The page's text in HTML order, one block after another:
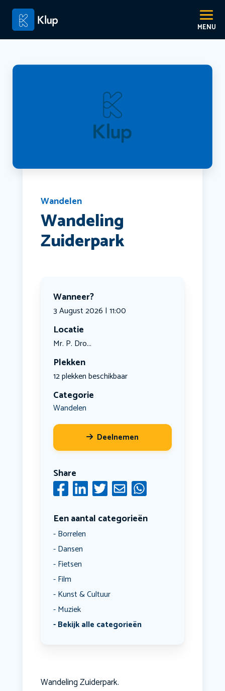
Wandelen
Wandeling
Zuiderpark
Wanneer?
3 August 2026 | 11:00
Locatie
Mr. P. Dro...
Plekken
12 plekken beschikbaar
Categorie
Wandelen
Deelnemen
Share
Een aantal categorieën
Borrelen
Dansen
Fietsen
Film
Kunst & Cultuur
Muziek
Bekijk alle categorieën
Wandeling Zuiderpark.